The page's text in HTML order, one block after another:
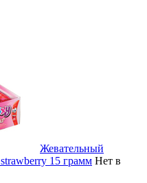
Жевательный
15 грамм Нет в